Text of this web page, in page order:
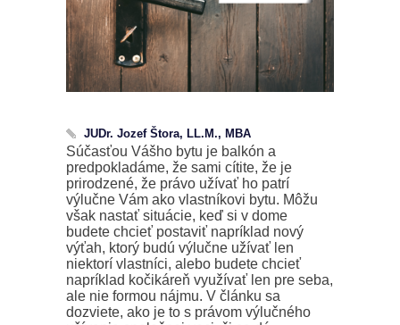
JUDr. Jozef Štora, LL.M., MBA
Súčasťou Vášho bytu je balkón a
predpokladáme, že sami cítite, že je
prirodzené, že právo užívať ho patrí
výlučne Vám ako vlastníkovi bytu. Môžu
však nastať situácie, keď si v dome
budete chcieť postaviť napríklad nový
výťah, ktorý budú výlučne užívať len
niektorí vlastníci, alebo budete chcieť
napríklad kočikáreň využívať len pre seba,
ale nie formou nájmu. V článku sa
dozviete, ako je to s právom výlučného